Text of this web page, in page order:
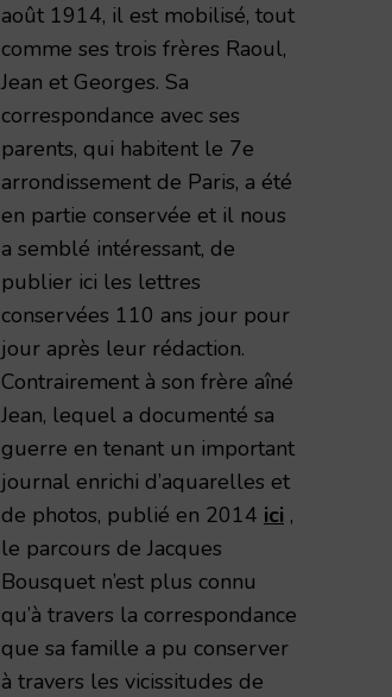
août 1914, il est mobilisé, tout
comme ses trois frères Raoul,
Jean et Georges. Sa
correspondance avec ses
parents, qui habitent le 7e
arrondissement de Paris, a été
en partie conservée et il nous
a semblé intéressant, de
publier ici les lettres
conservées 110 ans jour pour
jour après leur rédaction.
Contrairement à son frère aîné
Jean, lequel a documenté sa
guerre en tenant un important
journal enrichi d’aquarelles et
de photos, publié en 2014 ici ,
le parcours de Jacques
Bousquet n’est plus connu
qu’à travers la correspondance
que sa famille a pu conserver
à travers les vicissitudes de